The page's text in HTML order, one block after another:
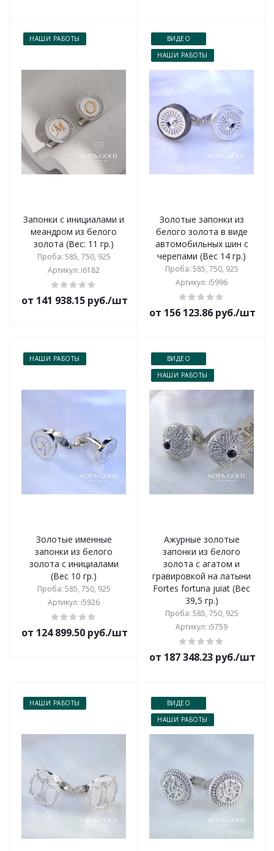
НАШИ РАБОТЫ
Запонки с инициалами и
меандром из белого
золота (Вес: 11 гр.)
Проба: 585, 750, 925
Артикул: i6182
от 141 938.15 руб./шт
ВИДЕО
НАШИ РАБОТЫ
Золотые запонки из
белого золота в виде
автомобильных шин с
черепами (Вес 14 гр.)
Проба: 585, 750, 925
Артикул: i5996
от 156 123.86 руб./шт
НАШИ РАБОТЫ
Золотые именные
запонки из белого
золота с инициалами
(Вес 10 гр.)
Проба: 585, 750, 925
Артикул: i5926
от 124 899.50 руб./шт
ВИДЕО
НАШИ РАБОТЫ
Ажурные золотые
запонки из белого
золота с агатом и
гравировкой на латыни
Fortes fortuna juiat (Вес
39,5 гр.)
Проба: 585, 750, 925
Артикул: i5759
от 187 348.23 руб./шт
НАШИ РАБОТЫ
ВИДЕО
НАШИ РАБОТЫ